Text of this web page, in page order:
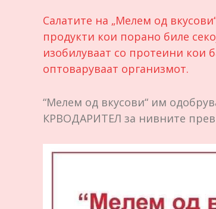
Салатите на „Мелем од
продукти кои порано биле
изобилуваат со протеини кои
оптоваруваат организмот.
“Мелем од вкусови“ им
КРВОДАРИТЕЛ за нивните